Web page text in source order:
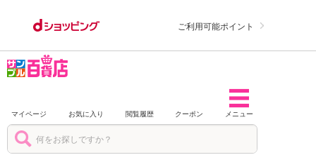
ご利用可能ポイント
マイページ お気に入り 閲覧履歴 クーポン メニュー